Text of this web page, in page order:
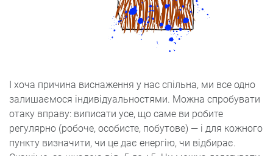
І хоча причина виснаження у нас спільна, ми все одно
залишаємося індивідуальностями. Можна спробувати
отаку вправу: виписати усе, що саме ви робите
регулярно (робоче, особисте, побутове) — і для кожного
пункту визначити, чи це дає енергію, чи відбирає.